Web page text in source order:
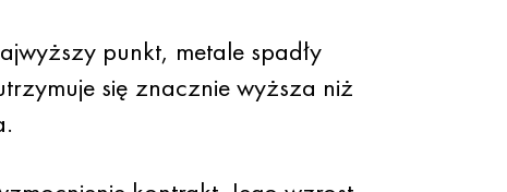
punkt, metale spadły
się znacznie wyższa niż